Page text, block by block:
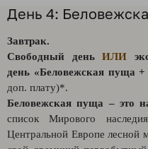
День 4:
Завтрак.
Свободный деньИЛИ
день «Беловежская пуща +
доп. плату)*.
Беловежская пуща – это
список Мирового
Центральной Европе лесной